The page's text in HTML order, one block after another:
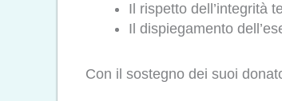
Il rispetto dell’integrità
Il dispiegamento
Con il sostegno dei suoi